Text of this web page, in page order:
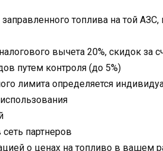
топлива на той
вычета 20%, скидок
путем контроля (до 5%)
лимита определяется
партнеров
о ценах на топливо в вашем